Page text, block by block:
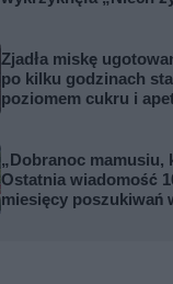
Zjadła miskę
po kilku godzinach
poziomem cukru i
„Dobranoc mamusiu,
Ostatnia wiadomość
miesięcy poszukiwań